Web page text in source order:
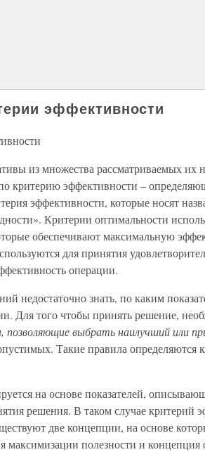
эффективности
из множества рассматриваемых их
критерию эффективности –
эффективности, которые носят
Критерии оптимальности
обеспечивают максимальную
для принятия
операции.
недостаточно знать, по каким
Для того чтобы принять решение,
позволяющие выбрать наилучший или
Такие правила определяются
на основе показателей,
решения. В таком случае критерий
две концепции, на основе
максимизации полезности и концепция